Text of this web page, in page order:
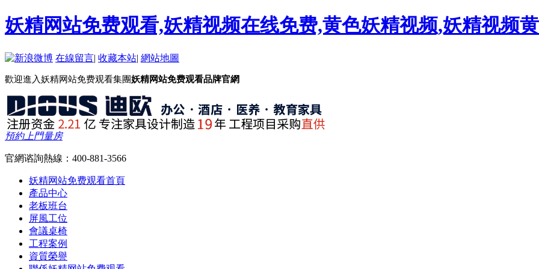
妖精网站免费观看,妖精视频在线免费,黄色妖精视频,妖精视频
在線留言| 收藏本站| 網站地圖
歡迎進入妖精网站免费观看集團妖精网站免费观看品牌官網
預約上門量房
官網谘詢熱線： 400-881-3566
妖精网站免费观看首頁
產品中心
老板班台
屏風工位
會議桌椅
工程案例
資質榮譽